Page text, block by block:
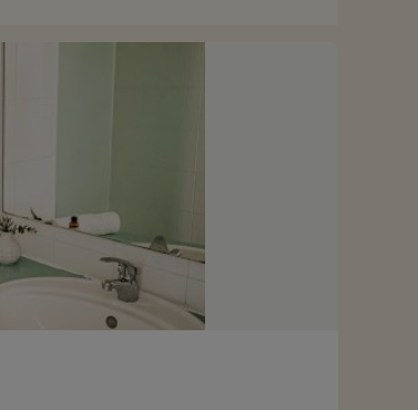
des activités, elles sont réservables avec